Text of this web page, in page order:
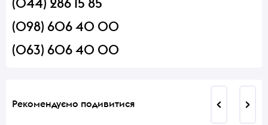
(098) 606 40 00
(063) 606 40 00
Рекомендуємо подивитися